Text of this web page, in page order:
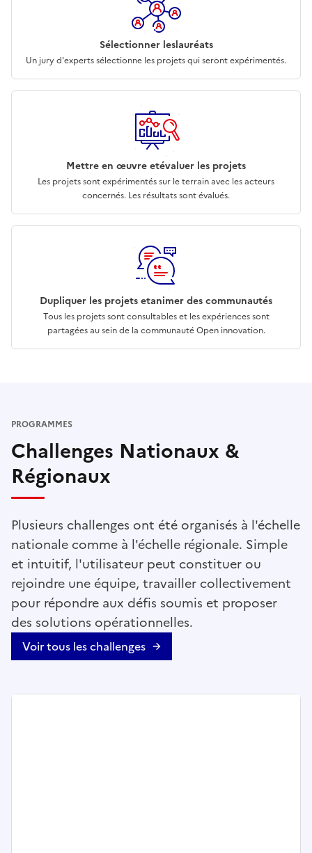
Sélectionner leslauréats
Un jury d'experts sélectionne les projets qui serontexpérimentés.
Mettre en œuvre etévaluer les projets
Les projets sont expérimentés sur le terrain avec les acteurs
concernés. Les résultats sont évalués.
Dupliquer les projets etanimer des communautés
Tous les projets sont consultables et les expériences sont
partagées au sein de la communauté Open innovation.
PROGRAMMES
Challenges Nationaux &
Régionaux
Plusieurs challenges ont été organisés à l'échelle
nationale comme à l'échelle régionale. Simple
et intuitif, l'utilisateur peut constituer ou
rejoindre une équipe, travailler collectivement
pour répondre aux défis soumis et proposer
des solutions opérationnelles.
Voir tous les challenges